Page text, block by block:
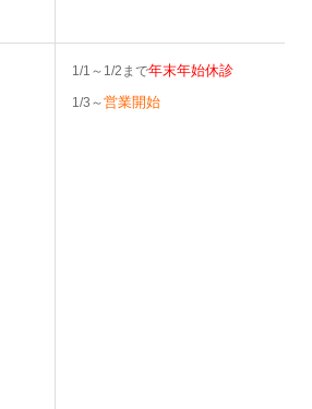
1/1～1/2まで年末年始休診
1/3～営業開始